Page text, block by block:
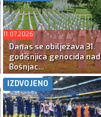
11.07.2026
Danas se obilježava 31.
godišnjica genocida nad
Bošnjac...
IZDVOJENO